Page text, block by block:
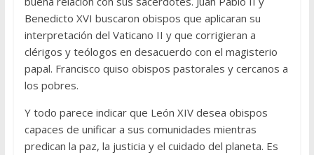
Benedicto XVI buscaron obispos que aplicaran su
interpretación del Vaticano II y que corrigieran a
clérigos y teólogos en desacuerdo con el magisterio
papal. Francisco quiso obispos pastorales y cercanos a
los pobres.
Y todo parece indicar que León XIV desea obispos
capaces de unificar a sus comunidades mientras
predican la paz, la justicia y el cuidado del planeta. Es